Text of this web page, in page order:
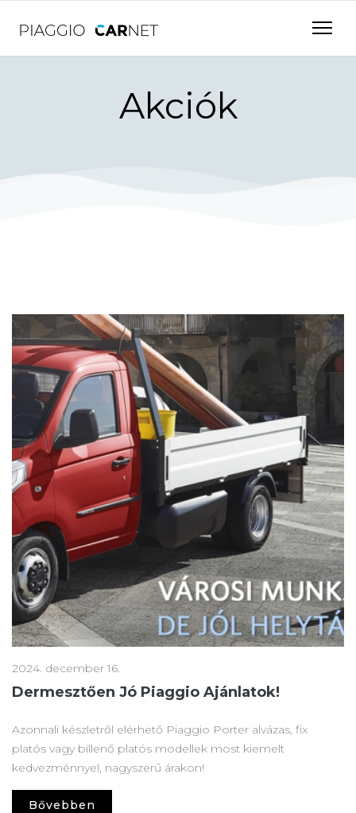
Akciók
2024. december 16.
Dermesztően Jó Piaggio Ajánlatok!
Azonnali készletről elérhető Piaggio Porter alvázas, fix
platós vagy billenő platós modellek most kiemelt
kedvezménnyel, nagyszerű árakon!
Bővebben